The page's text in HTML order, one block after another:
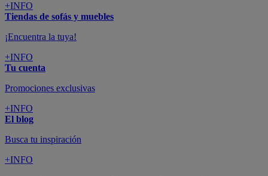
+INFO
Tiendas de sofás y muebles
¡Encuentra la tuya!
+INFO
Tu cuenta
Promociones exclusivas
+INFO
El blog
Busca tu inspiración
+INFO